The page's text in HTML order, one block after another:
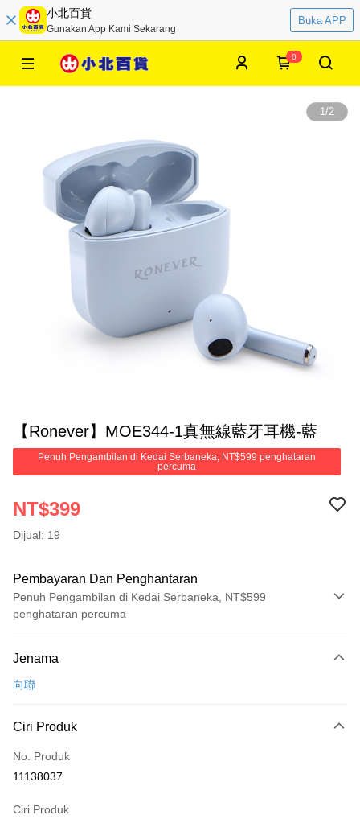
小北百貨
Gunakan App Kami Sekarang
Buka APP
0
1/2
【Ronever】MOE344-1真無線藍牙耳機-藍
Penuh Pengambilan di Kedai Serbaneka, NT$599 penghataran
percuma
NT$399
Dijual: 19
Pembayaran Dan Penghantaran
Penuh Pengambilan di Kedai Serbaneka, NT$599
penghataran percuma
Kad Kredit (Bayaran Penuh)
Pengambilan di Kedai Serbaneka
LINE Pay
Apple Pay
JKOPAY
Easy Wallet
Jenama
向聯
Ciri Produk
No. Produk
11138037
Ciri Produk